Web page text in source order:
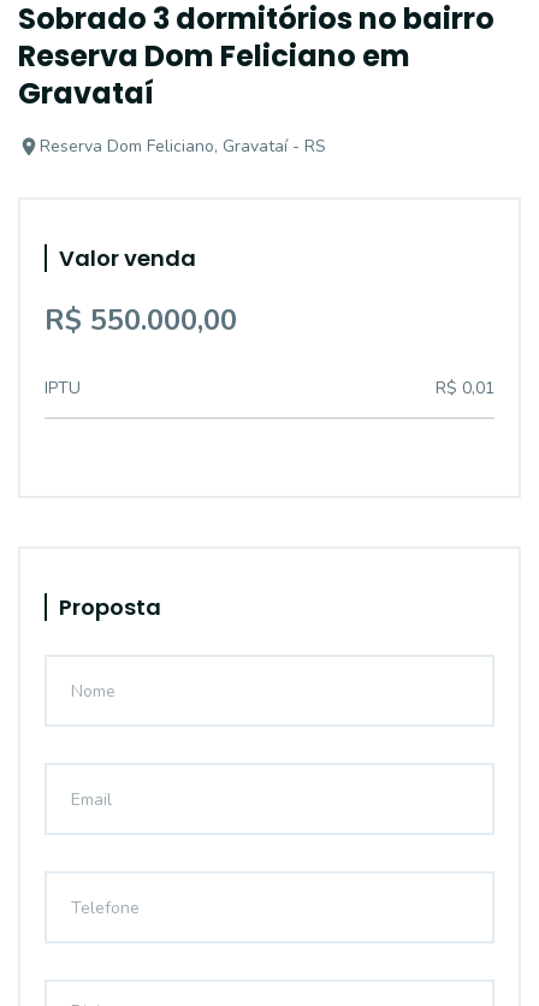
Sobrado 3 dormitórios no bairro
Reserva Dom Feliciano em
Gravataí
Reserva Dom Feliciano, Gravataí - RS
Valor venda
R$ 550.000,00
IPTU R$ 0,01
Proposta